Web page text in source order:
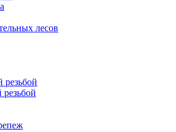
лесов
резьбой